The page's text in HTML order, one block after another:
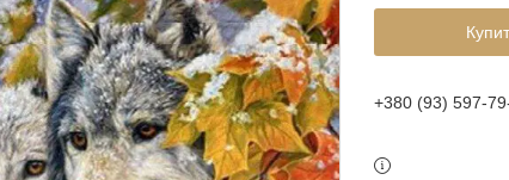
+380 (93) 597-